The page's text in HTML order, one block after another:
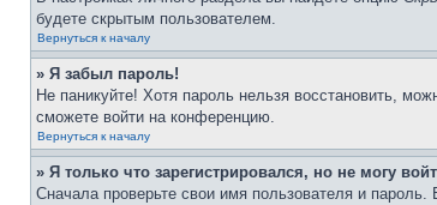
будете скрытым пользователем.
Вернуться к началу
» Я забыл пароль!
Не паникуйте! Хотя пароль нельзя восстановить,
сможете войти на конференцию.
Вернуться к началу
» Я только что зарегистрировался, но не могу
Сначала проверьте свои имя пользователя и